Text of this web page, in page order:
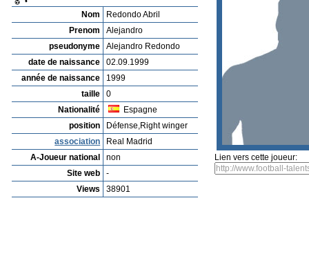
Nom
Redondo Abril
Prenom
Alejandro
pseudonyme
Alejandro Redondo
date de naissance
02.09.1999
année de naissance
1999
taille
0
Nationalité
Espagne
position
Défense,Right winger
association
Real Madrid
A-Joueur national
non
Site web
-
Views
38901
Lien vers cette joueur: